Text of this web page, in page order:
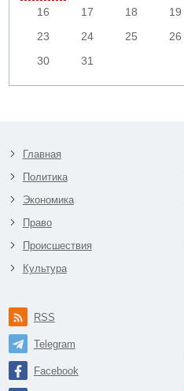
16
17 18 19
23
24 25 26
30
31
Главная
Политика
Экономика
Право
Происшествия
Культура
RSS
Telegram
Facebook